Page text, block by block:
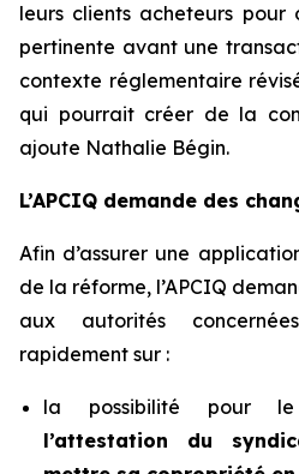
leurs clients acheteurs pour
pertinente avant une
contexte réglementaire
qui pourrait créer de la
ajoute Nathalie Bégin.
L’APCIQ demande des
Afin d’assurer une
de la réforme, l’APCIQ
aux autorités
rapidement sur :
la possibilité pour
l’attestation du